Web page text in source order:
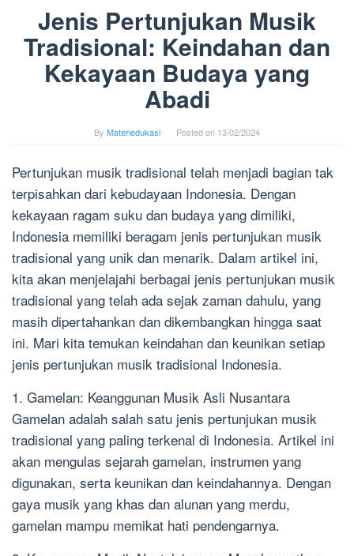
Jenis Pertunjukan Musik
Tradisional: Keindahan dan
Kekayaan Budaya yang
Abadi
By Materiedukasi Posted on 13/02/2024
Pertunjukan musik tradisional telah menjadi bagian tak
terpisahkan dari kebudayaan Indonesia. Dengan
kekayaan ragam suku dan budaya yang dimiliki,
Indonesia memiliki beragam jenis pertunjukan musik
tradisional yang unik dan menarik. Dalam artikel ini,
kita akan menjelajahi berbagai jenis pertunjukan musik
tradisional yang telah ada sejak zaman dahulu, yang
masih dipertahankan dan dikembangkan hingga saat
ini. Mari kita temukan keindahan dan keunikan setiap
jenis pertunjukan musik tradisional Indonesia.
1. Gamelan: Keanggunan Musik Asli Nusantara
Gamelan adalah salah satu jenis pertunjukan musik
tradisional yang paling terkenal di Indonesia. Artikel ini
akan mengulas sejarah gamelan, instrumen yang
digunakan, serta keunikan dan keindahannya. Dengan
gaya musik yang khas dan alunan yang merdu,
gamelan mampu memikat hati pendengarnya.